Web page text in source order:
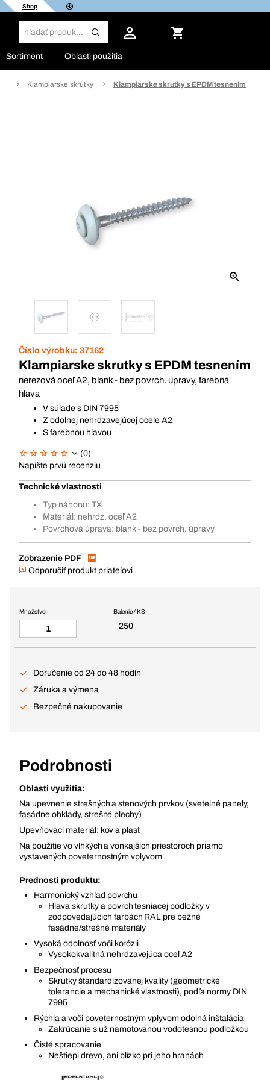
Shop
Sortiment Oblasti použitia
Klampiarske skrutky Klampiarske skrutky s EPDM tesnením
Číslo výrobku: 37162
Klampiarske skrutky s EPDM tesnením
nerezová oceľ A2, blank - bez povrch. úpravy, farebná
hlava
V súlade s DIN 7995
Z odolnej nehrdzavejúcej ocele A2
S farebnou hlavou
(0)
Napíšte prvú recenziu
Technické vlastnosti
Typ náhonu: TX
Materiál: nehrdz. oceľ A2
Povrchová úprava: blank - bez povrch. úpravy
Zobrazenie PDF
Odporučiť produkt priateľovi
Balenie / KS
250
Množstvo
Doručenie od 24 do 48 hodín
Záruka a výmena
Bezpečné nakupovanie
Podrobnosti
Oblasti využitia:
Na upevnenie strešných a stenových prvkov (svetelné panely,
fasádne obklady, strešné plechy)
Upevňovací materiál: kov a plast
Na použitie vo vlhkých a vonkajších priestoroch priamo
vystavených poveternostným vplyvom
Prednosti produktu:
Harmonický vzhľad povrchu
Hlava skrutky a povrch tesniacej podložky v
zodpovedajúcich farbách RAL pre bežné
fasádne/strešné materiály
Vysoká odolnosť voči korózii
Vysokokvalitná nehrdzavejúca oceľ A2
Bezpečnosť procesu
Skrutky štandardizovanej kvality (geometrické
tolerancie a mechanické vlastnosti), podľa normy DIN
7995
Rýchla a voči poveternostným vplyvom odolná inštalácia
Zakrúcanie s už namotovanou vodotesnou podložkou
Čisté spracovanie
Neštiepi drevo, ani blízko pri jeho hranách